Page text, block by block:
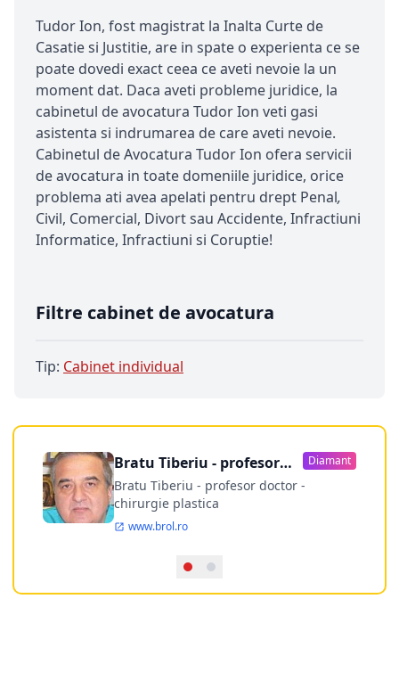
Tudor Ion, fost magistrat la Inalta Curte de
Casatie si Justitie, are in spate o experienta ce se
poate dovedi exact ceea ce aveti nevoie la un
moment dat. Daca aveti probleme juridice, la
cabinetul de avocatura Tudor Ion veti gasi
asistenta si indrumarea de care aveti nevoie.
Cabinetul de Avocatura Tudor Ion ofera servicii
de avocatura in toate domeniile juridice, orice
problema ati avea apelati pentru drept Penal,
Civil, Comercial, Divort sau Accidente, Infractiuni
Informatice, Infractiuni si Coruptie!
Filtre cabinet de avocatura
Tip: Cabinet individual
Bratu Tiberiu - profesor
doctor
Diamant
Bratu Tiberiu - profesor doctor -
chirurgie plastica
www.brol.ro